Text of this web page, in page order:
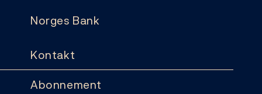
Norges Bank
Kontakt
Abonnement